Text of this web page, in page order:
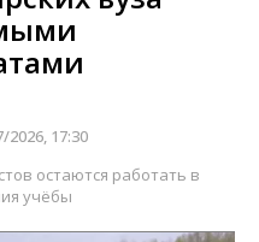
2026, 17:30
остаются работать в
учёбы